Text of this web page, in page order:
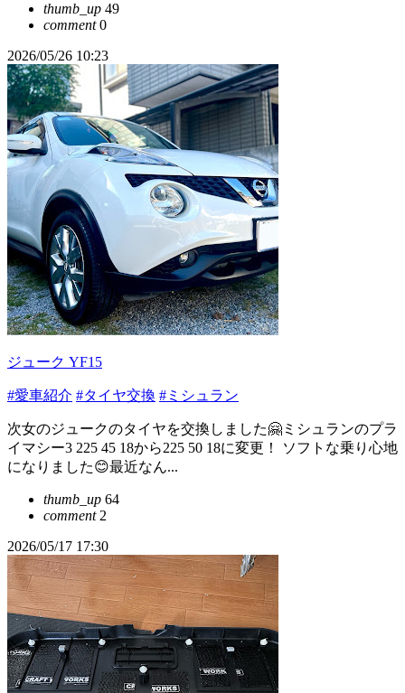
thumb_up 49
comment0
2026/05/26 10:23
ジューク YF15
#愛車紹介 #タイヤ交換 #ミシュラン
次女のジュークのタイヤを交換しました🤗ミシュランのプラ
イマシー3 225 45 18から225 50 18に変更！ ソフトな乗り心地
になりました😊最近なん...
thumb_up 64
comment2
2026/05/17 17:30